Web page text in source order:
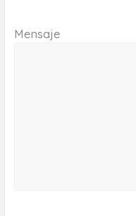
Mensaje